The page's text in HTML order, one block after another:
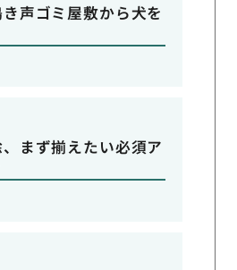
声ゴミ屋敷から犬を
まず揃えたい必須ア